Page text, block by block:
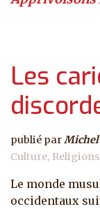
Les
publié parMichel
Culture Religions
Le monde
occidentaux